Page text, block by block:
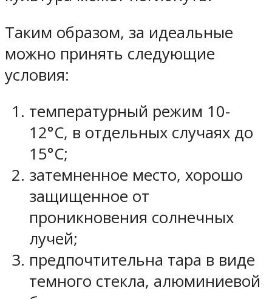
Таким образом, за идеальные
можно принять следующие
условия:
температурный режим 10-
12°C, в отдельных случаях до
15°C;
затемненное место, хорошо
защищенное от
проникновения солнечных
лучей;
предпочтительна тара в виде
темного стекла, алюминиевой